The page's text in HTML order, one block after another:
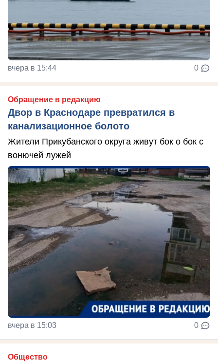
вчера в 15:44 0
Обращение в редакцию
Двор в Краснодаре превратился в
канализационное болото
Жители Прикубанского округа живут бок о бок с
вонючей лужей
вчера в 15:03 0
Общество